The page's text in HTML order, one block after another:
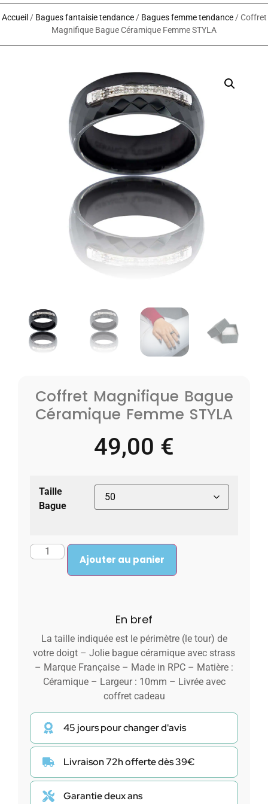
Accueil/ Bagues fantaisie tendance/ Bagues femme tendance/ Coffret
Magnifique Bague Céramique Femme STYLA
Coffret Magnifique Bague
Céramique Femme STYLA
49,00 €
Taille
Bague
Ajouter au panier
En bref
La taille indiquée est le périmètre (le tour) de
votre doigt – Jolie bague céramique avec strass
– Marque Française – Made in RPC – Matière :
Céramique – Largeur : 10mm – Livrée avec
coffret cadeau
45 jours pour changer d'avis
Livraison 72h offerte dès 39€
Garantie deux ans